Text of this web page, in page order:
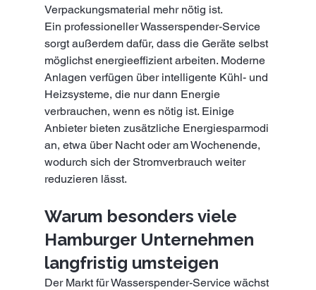
Verpackungsmaterial mehr nötig ist.
Ein professioneller Wasserspender-Service
sorgt außerdem dafür, dass die Geräte selbst
möglichst energieeffizient arbeiten. Moderne
Anlagen verfügen über intelligente Kühl- und
Heizsysteme, die nur dann Energie
verbrauchen, wenn es nötig ist. Einige
Anbieter bieten zusätzliche Energiesparmodi
an, etwa über Nacht oder am Wochenende,
wodurch sich der Stromverbrauch weiter
reduzieren lässt.
Warum besonders viele
Hamburger Unternehmen
langfristig umsteigen
Der Markt für Wasserspender-Service wächst